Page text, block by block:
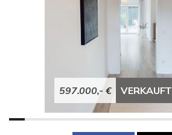
597.000,- € VERKAUFT